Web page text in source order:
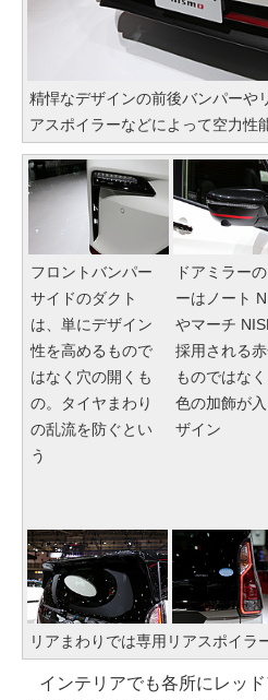
精悍なデザインの前後バンパーや
アスポイラーなどによって空力性
フロントバンパー
サイドのダクト
は、単にデザイン
性を高めるもので
はなく穴の開くも
の。タイヤまわり
の乱流を防ぐとい
う
ドアミラー
ーはノート
やマーチ
採用される
ものではな
色の加飾が
ザイン
リアまわりでは専用リアスポイラ
インテリアでも各所にレッ